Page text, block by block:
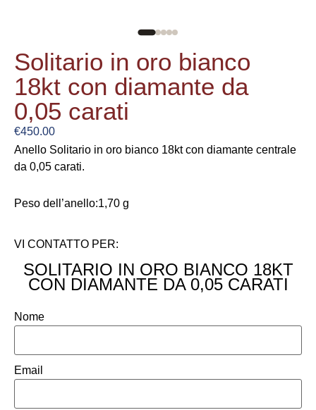
Solitario in oro bianco
18kt con diamante da
0,05 carati
€450.00
Anello Solitario in oro bianco 18kt con diamante centrale
da 0,05 carati.
Peso dell’anello:1,70 g
VI CONTATTO PER:
SOLITARIO IN ORO BIANCO 18KT
CON DIAMANTE DA 0,05 CARATI
Nome
Email